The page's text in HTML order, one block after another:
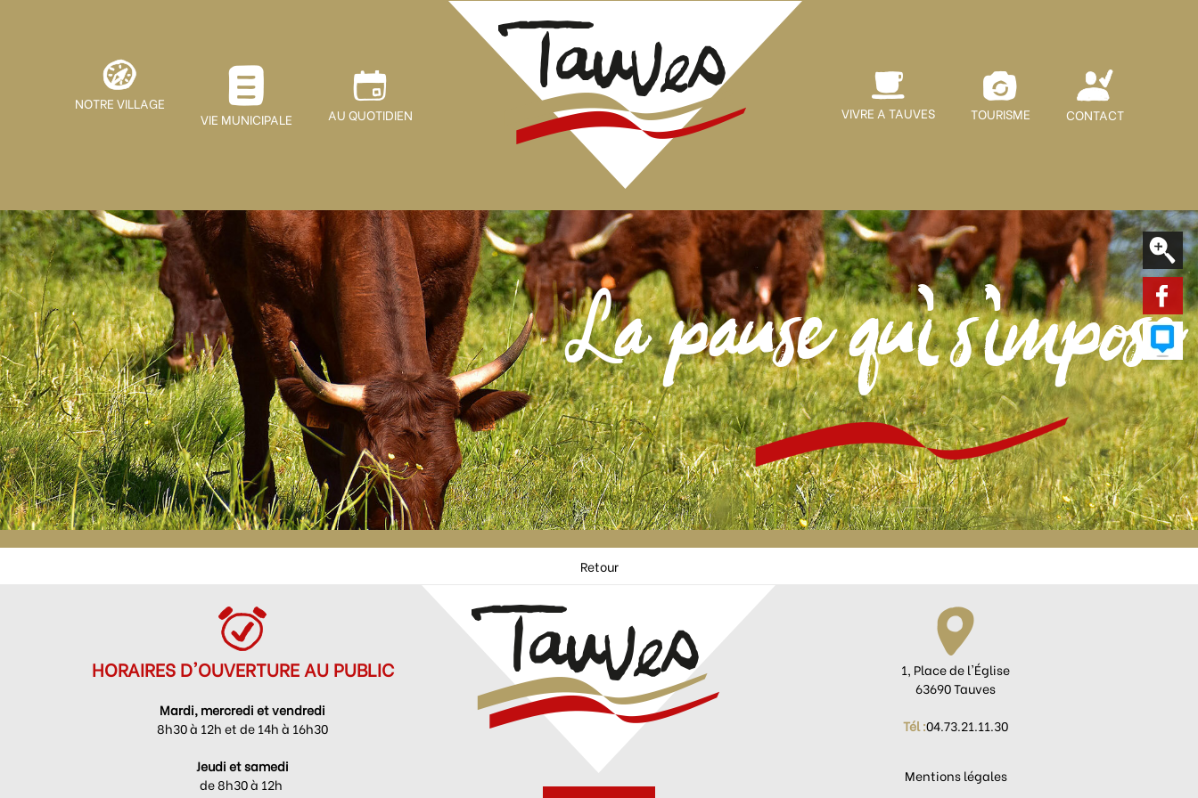
NOTRE VILLAGE
VIE MUNICIPALE
AU QUOTIDIEN VIVRE A TAUVES TOURISME CONTACT
La pause qui s'impose
Retour
HORAIRES D'OUVERTURE AU PUBLIC
Mardi, mercredi et vendredi
8h30 à 12h et de 14h à 16h30
Jeudi et samedi
de 8h30 à 12h
1, Place de l'Église
63690 Tauves
Tél :04.73.21.11.30
Mentions légales